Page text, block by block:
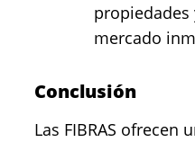
propiedades
mercado
Conclusión
Las FIBRAS ofrecen